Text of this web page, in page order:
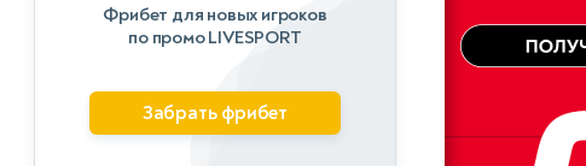
Фрибет для новых игроков
по промо LIVESPORT
Забрать фрибет